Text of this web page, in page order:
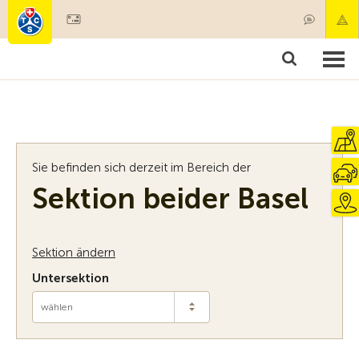
Mitgliedschaft & Leistungen
Sie befinden sich derzeit im Bereich der
Sektion beider Basel
Sektion ändern
Untersektion
wählen